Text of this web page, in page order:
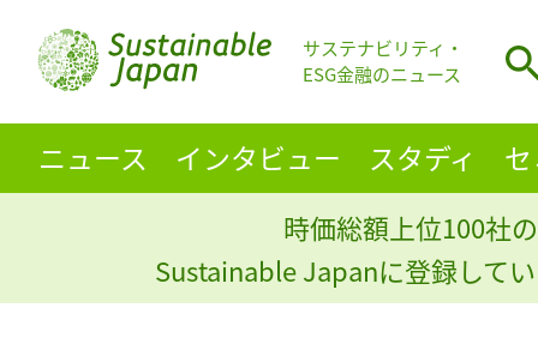
サステナビリティ・
ESG金融のニュース
ニュース インタビュー スタディ
時価総額上位100社
Sustainable Japanに登録して